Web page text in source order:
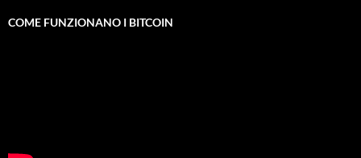
COME FUNZIONANO I BITCOIN